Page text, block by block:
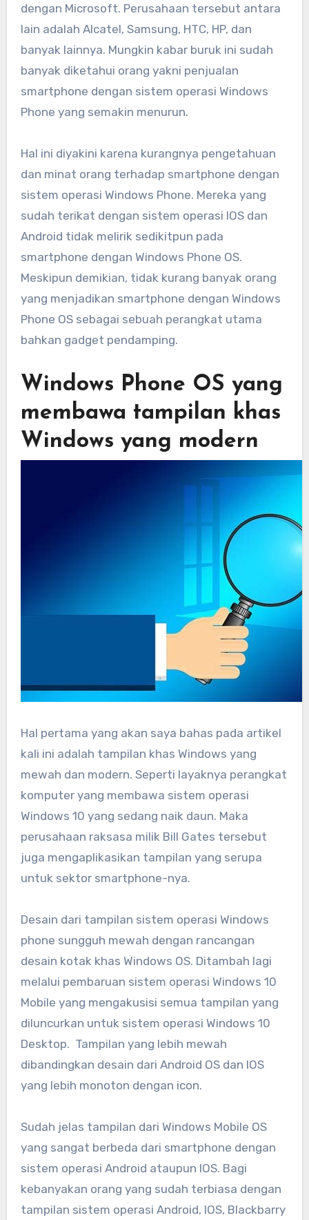
dengan Microsoft. Perusahaan tersebut antara
lain adalah Alcatel, Samsung, HTC, HP, dan
banyak lainnya. Mungkin kabar buruk ini sudah
banyak diketahui orang yakni penjualan
smartphone dengan sistem operasi Windows
Phone yang semakin menurun.
Hal ini diyakini karena kurangnya pengetahuan
dan minat orang terhadap smartphone dengan
sistem operasi Windows Phone. Mereka yang
sudah terikat dengan sistem operasi IOS dan
Android tidak melirik sedikitpun pada
smartphone dengan Windows Phone OS.
Meskipun demikian, tidak kurang banyak orang
yang menjadikan smartphone dengan Windows
Phone OS sebagai sebuah perangkat utama
bahkan gadget pendamping.
Windows Phone OS yang
membawa tampilan khas
Windows yang modern
Hal pertama yang akan saya bahas pada artikel
kali ini adalah tampilan khas Windows yang
mewah dan modern. Seperti layaknya perangkat
komputer yang membawa sistem operasi
Windows 10 yang sedang naik daun. Maka
perusahaan raksasa milik Bill Gates tersebut
juga mengaplikasikan tampilan yang serupa
untuk sektor smartphone-nya.
Desain dari tampilan sistem operasi Windows
phone sungguh mewah dengan rancangan
desain kotak khas Windows OS. Ditambah lagi
melalui pembaruan sistem operasi Windows 10
Mobile yang mengakusisi semua tampilan yang
diluncurkan untuk sistem operasi Windows 10
Desktop. Tampilan yang lebih mewah
dibandingkan desain dari Android OS dan IOS
yang lebih monoton dengan icon.
Sudah jelas tampilan dari Windows Mobile OS
yang sangat berbeda dari smartphone dengan
sistem operasi Android ataupun IOS. Bagi
kebanyakan orang yang sudah terbiasa dengan
tampilan sistem operasi Android, IOS, Blackbarry